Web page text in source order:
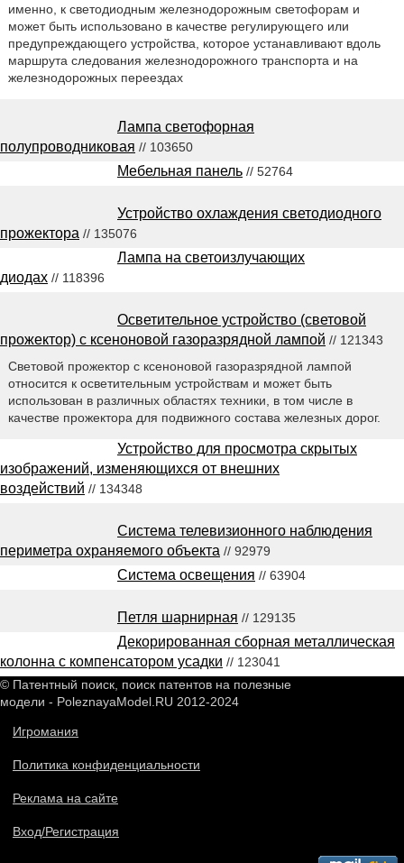
именно, к светодиодным железнодорожным светофорам и
может быть использовано в качестве регулирующего или
предупреждающего устройства, которое устанавливают вдоль
маршрута следования железнодорожного транспорта и на
железнодорожных переездах
Лампа светофорная
полупроводниковая // 103650
Мебельная панель // 52764
Устройство охлаждения светодиодного
прожектора // 135076
Лампа на светоизлучающих
диодах // 118396
Осветительное устройство (световой
прожектор) с ксеноновой газоразрядной лампой // 121343
Световой прожектор с ксеноновой газоразрядной лампой
относится к осветительным устройствам и может быть
использован в различных областях техники, в том числе в
качестве прожектора для подвижного состава железных дорог.
Устройство для просмотра скрытых
изображений, изменяющихся от внешних
воздействий // 134348
Система телевизионного наблюдения
периметра охраняемого объекта // 92979
Система освещения // 63904
Петля шарнирная // 129135
Декорированная сборная металлическая
колонна с компенсатором усадки // 123041
© Патентный поиск, поиск патентов на полезные
модели - PoleznayaModel.RU 2012-2024
Игромания
Политика конфиденциальности
Реклама на сайте
Вход/Регистрация